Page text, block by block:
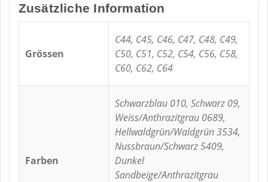
Zusätzliche Information
Grössen
C44, C45, C46, C47, C48, C49,
C50, C51, C52, C54, C56, C58,
C60, C62, C64
Farben
Schwarzblau 010, Schwarz 09,
Weiss/Anthrazitgrau 0689,
Hellwaldgrün/Waldgrün 3534,
Nussbraun/Schwarz 5409,
Dunkel
Sandbeige/Anthrazitgrau